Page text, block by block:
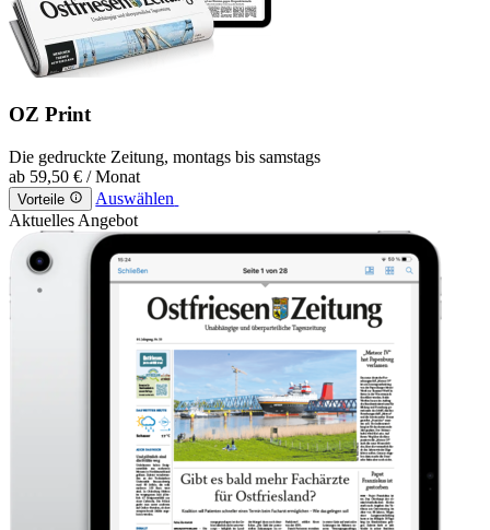
OZ Print
Die gedruckte Zeitung, montags bis samstags
ab 59,50 € / Monat
Vorteile
Auswählen
Aktuelles Angebot